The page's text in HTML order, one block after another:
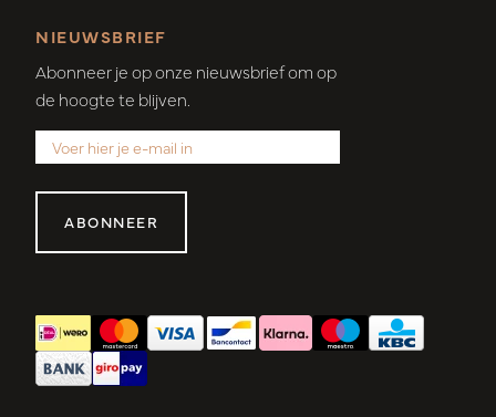
NIEUWSBRIEF
Abonneer je op onze nieuwsbrief om op
de hoogte te blijven.
ABONNEER